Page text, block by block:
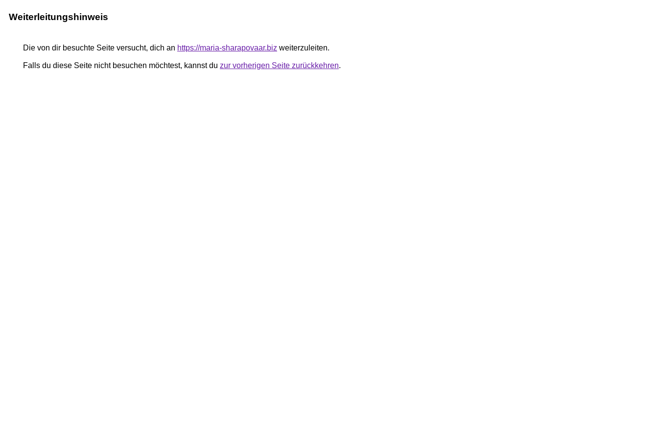
Weiterleitungshinweis
Die von dir besuchte Seite versucht, dich an https://maria-sharapovaar.biz weiterzuleiten.
Falls du diese Seite nicht besuchen möchtest, kannst du zur vorherigen Seite zurückkehren.